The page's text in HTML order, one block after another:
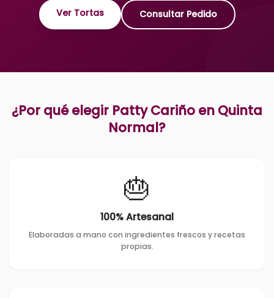
Ver Tortas Consultar Pedido
¿Por qué elegir Patty Cariño en Quinta
Normal?
🎂
100% Artesanal
Elaboradas a mano con ingredientes frescos y recetas
propias.